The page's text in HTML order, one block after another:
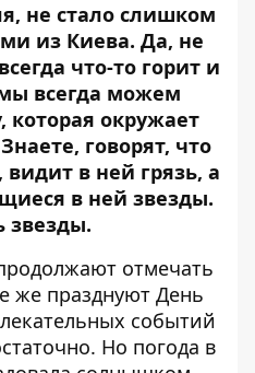
не стало слишком
из Киева. Да, не
что-то горит и
всегда можем
которая окружает
говорят, что
в ней грязь, а
в ней звезды.
отмечать
же празднуют День
событий
Но погода в